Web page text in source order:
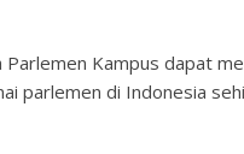
Kampus dapat
parlemen di Indonesia